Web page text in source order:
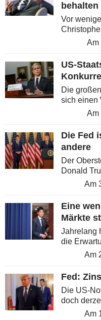
Vor
aus.
Am
US-
Die
sich einen
Am
Die Fed
andere
Der
Donald
beschert.
Belieben...
Am
Eine
Märkte
Jahrelang
die
steuern.
Am
Fed:
Die US-
doch
Problem
Am